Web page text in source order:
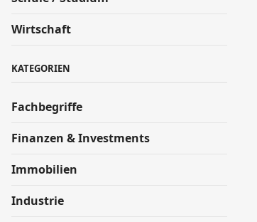
Wirtschaft
KATEGORIEN
Fachbegriffe
Finanzen & Investments
Immobilien
Industrie